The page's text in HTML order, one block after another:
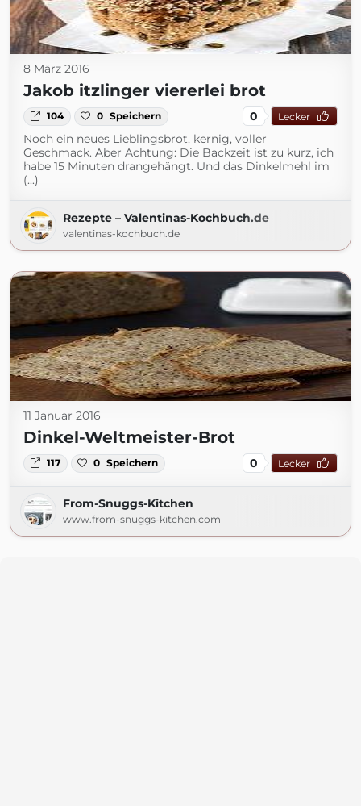
8 März 2016
Jakob itzlinger viererlei brot
104 0 Speichern 0 Lecker
Noch ein neues Lieblingsbrot, kernig, voller
Geschmack. Aber Achtung: Die Backzeit ist zu kurz, ich
habe 15 Minuten drangehängt. Und das Dinkelmehl im
(...)
Rezepte – Valentinas-Kochbuch.de
valentinas-kochbuch.de
11 Januar 2016
Dinkel-Weltmeister-Brot
117 0 Speichern 0 Lecker
From-Snuggs-Kitchen
www.from-snuggs-kitchen.com